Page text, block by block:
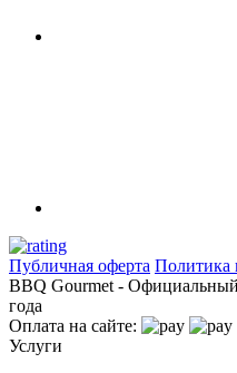
Публичная оферта Политика
BBQ Gourmet -
года
Оплата на сайте:
Услуги